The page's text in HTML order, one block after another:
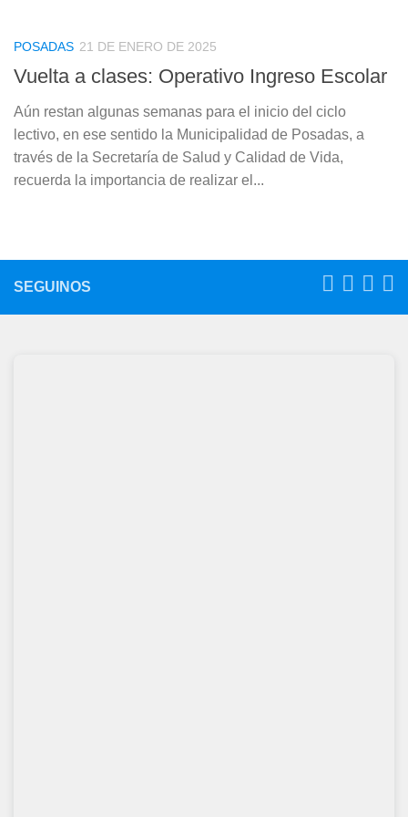
POSADAS 21 DE ENERO DE 2025
Vuelta a clases: Operativo Ingreso Escolar
Aún restan algunas semanas para el inicio del ciclo
lectivo, en ese sentido la Municipalidad de Posadas, a
través de la Secretaría de Salud y Calidad de Vida,
recuerda la importancia de realizar el...
SEGUINOS